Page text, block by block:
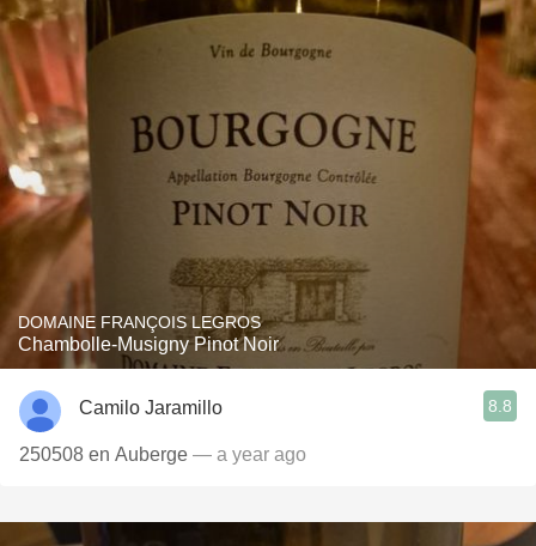
DOMAINE FRANÇOIS LEGROS
Chambolle-Musigny Pinot Noir
Camilo Jaramillo 8.8
250508 en Auberge — a year ago